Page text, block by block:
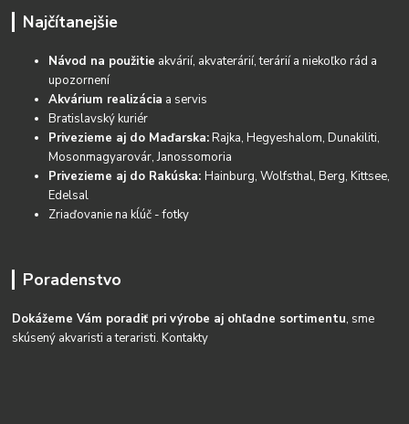
Najčítanejšie
Návod na použitie akvárií, akvaterárií, terárií a niekoľko rád a
upozornení
Akvárium realizácia a servis
Bratislavský kuriér
Privezieme aj do Maďarska:Rajka, Hegyeshalom, Dunakiliti,
Mosonmagyarovár, Janossomoria
Privezieme aj do Rakúska:Hainburg, Wolfsthal, Berg, Kittsee,
Edelsal
Zriaďovanie na kĺúč - fotky
Poradenstvo
Dokážeme Vám poradiť pri výrobe aj ohľadne sortimentu, sme
skúsený akvaristi a teraristi.Kontakty